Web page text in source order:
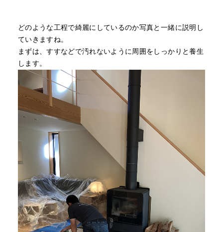
どのような工程で綺麗にしているのか写真と一緒に説明し
ていきますね。
まずは、すすなどで汚れないように周囲をしっかりと養生
します。